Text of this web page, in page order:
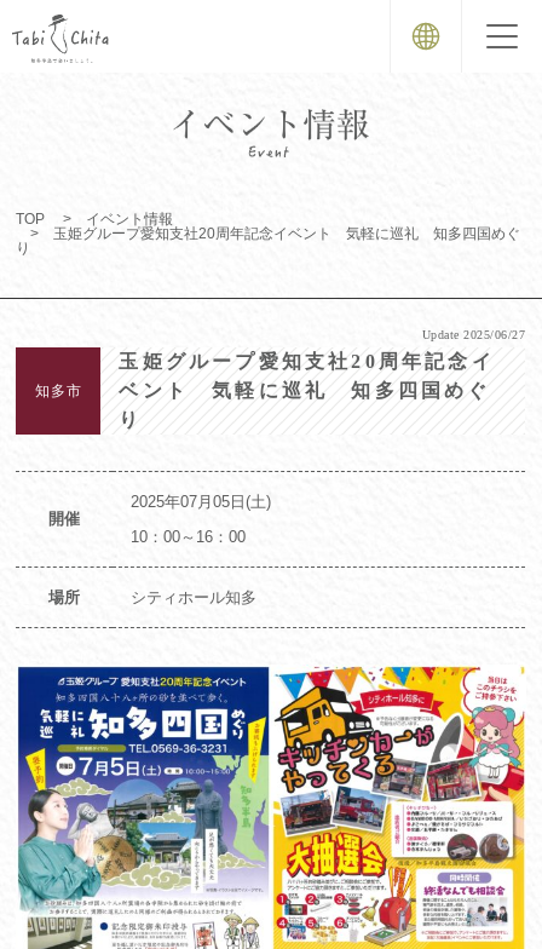
TOP
イベント情報
玉姫グループ愛知支社20周年記念イベント 気軽に巡礼 知多四国めぐ
り
知多市
玉姫グループ愛知支社20周年記念イ
ベント 気軽に巡礼 知多四国めぐ
り
Update2025/06/27
開催
2025年07月05日(土)
10：00～16：00
場所 シティホール知多